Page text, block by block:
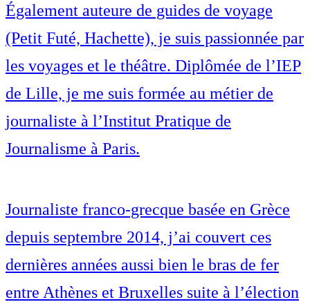
Également auteure de guides de voyage
(Petit Futé, Hachette), je suis passionnée par
les voyages et le théâtre. Diplômée de l’IEP
de Lille, je me suis formée au métier de
journaliste à l’Institut Pratique de
Journalisme à Paris.
Journaliste franco-grecque basée en Grèce
depuis septembre 2014, j’ai couvert ces
dernières années aussi bien le bras de fer
entre Athènes et Bruxelles suite à l’élection